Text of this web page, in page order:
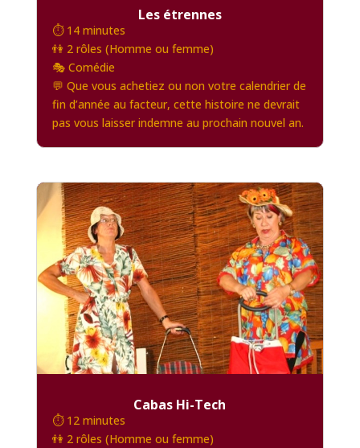
Les étrennes
⏱️ 14 minutes
👫 2 rôles (Homme ou femme)
🎭 Comédie
💬 Que vous achetiez ou non votre calendrier de
fin d’année au facteur, cette histoire ne devrait
pas vous laisser indemne au prochain nouvel an.
Cabas Hi-Tech
⏱️ 12 minutes
👫 2 rôles (Homme ou femme)